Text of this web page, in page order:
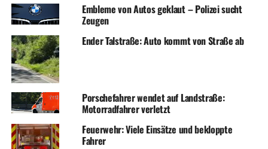
Embleme von Autos geklaut – Polizei sucht
Zeugen
Ender Talstraße: Auto kommt von Straße ab
Porschefahrer wendet auf Landstraße:
Motorradfahrer verletzt
Feuerwehr: Viele Einsätze und bekloppte
Fahrer